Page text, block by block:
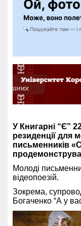
У Книгарні “Є”
резиденції для
письменників
Молоді
відеопоезій.
Зокрема,
Богаченко “А у